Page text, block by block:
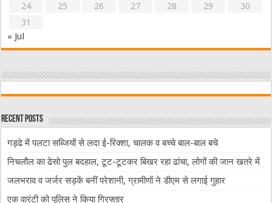
24
25 26 27 28 29
30
31
« Jul
Recent Posts
गड्ढे में पलटा सब्जियों से लदा ई-रिक्शा, चालक व बच्चे बाल-बाल बचे
निचलौल का ढेसो पुल बदहाल, टूट-टूटकर बिखर रहा ढांचा, लोगों की जान खतरे में
जलभराव व जर्जर सड़कें बनीं परेशानी, ग्रामीणों ने डीएम से लगाई गुहार
एक वारंटी को पुलिस ने किया गिरफ्तार